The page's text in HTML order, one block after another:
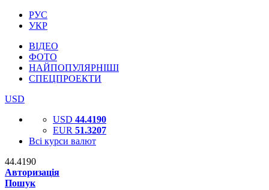
РУС
УКР
ВІДЕО
ФОТО
НАЙПОПУЛЯРНІШІ
СПЕЦПРОЕКТИ
USD
USD 44.4190
EUR 51.3207
Всі курси валют
44.4190
Авторизація
Пошук